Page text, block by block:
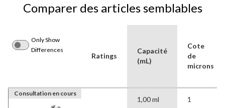
Comparer des articles semblables
Only Show
Differences
Ratings
Capacité
(mL)
Cote
de
microns
Consultation en cours
1,00 ml 1